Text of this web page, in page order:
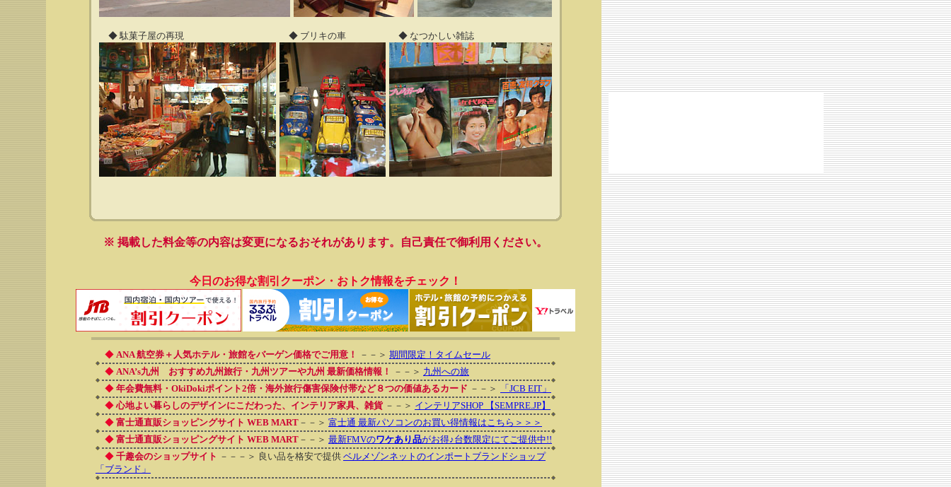
◆ 駄菓子屋の再現 ◆ ブリキの車 ◆ なつかしい雑誌
※ 掲載した料金等の内容は変更になるおそれがあります。自己責任で御利用ください。
今日のお得な割引クーポン・おトク情報をチェック！
◆ ANA 航空券＋人気ホテル・旅館をバーゲン価格でご用意！ －－＞ 期間限定！タイムセール
◆ ANA’s九州 おすすめ九州旅行・九州ツアーや九州 最新価格情報！ －－＞ 九州への旅
◆ 年会費無料・OkiDokiポイント2倍・海外旅行傷害保険付帯など８つの価値あるカード －－＞
「JCB EIT」
◆ 心地よい暮らしのデザインにこだわった、インテリア家具、雑貨－－＞ インテリアSHOP 【SEMPRE.JP】
◆ 富士通直販ショッピングサイト WEB MART －－＞ 富士通 最新パソコンのお買い得情報はこちら＞＞＞
◆ 富士通直販ショッピングサイト WEB MART －－＞ 最新FMVのワケあり品がお得♪台数限定にてご提供中!!
◆ 千趣会のショップサイト －－－＞ 良い品を格安で提供 ベルメゾンネットのインポートブランドショップ
「ブランド」